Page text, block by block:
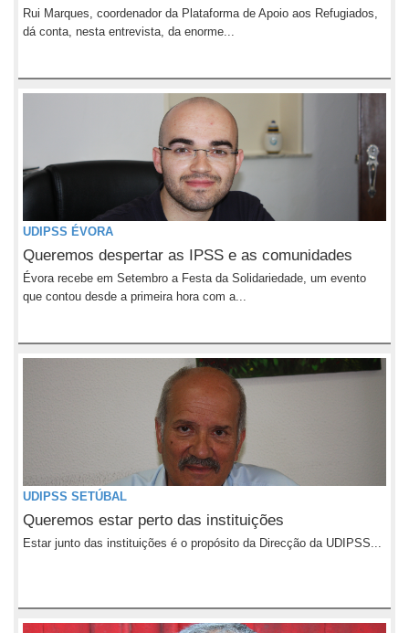
Rui Marques, coordenador da Plataforma de Apoio aos Refugiados,
dá conta, nesta entrevista, da enorme...
UDIPSS ÉVORA
Queremos despertar as IPSS e as comunidades
Évora recebe em Setembro a Festa da Solidariedade, um evento
que contou desde a primeira hora com a...
UDIPSS SETÚBAL
Queremos estar perto das instituições
Estar junto das instituições é o propósito da Direcção da UDIPSS...